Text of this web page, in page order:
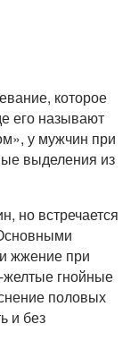
которое
его называют
у мужчин при
выделения из
но встречается
жжение при
гнойные
половых
и без